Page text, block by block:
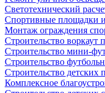
Светотехнический
Спортивные площадки
Монтаж ограждения
Строительство воркаут
Строительство мини-
Строительство
Строительство детских
Комплексное